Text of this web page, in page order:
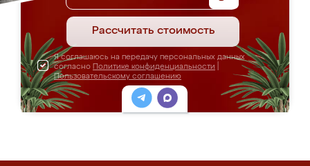
Рассчитать стоимость
Я соглашаюсь на передачу персональных данных
согласно Политике конфиденциальности
Пользовательскому соглашению